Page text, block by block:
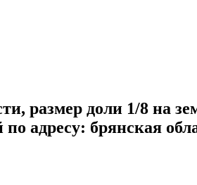
размер доли 1/8 на
адресу: брянская